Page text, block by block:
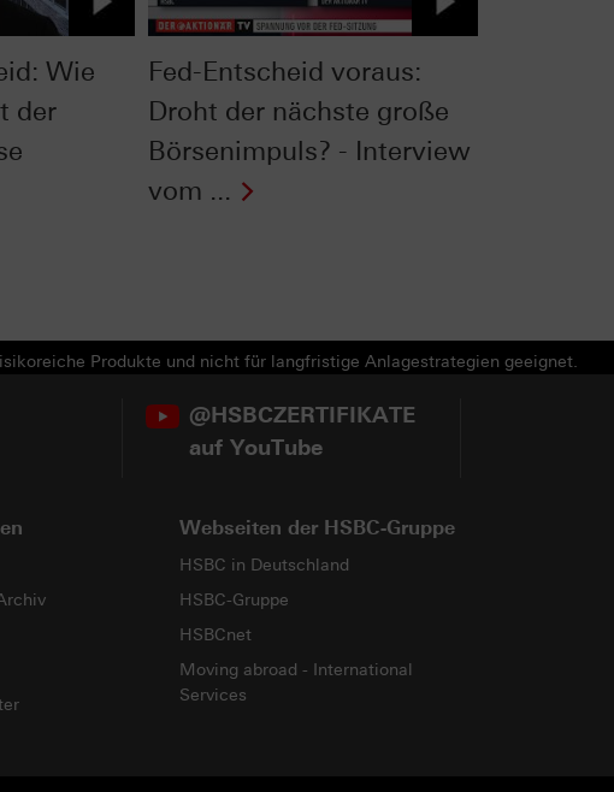
Wie
der
Fed-Entscheid voraus:
Droht der nächste große
Börsenimpuls? - Interview
vom ...
Produkte und nicht für langfristige Anlagestrategien geeignet.
@HSBCZERTIFIKATE
auf YouTube
Webseiten der HSBC-Gruppe
HSBC in Deutschland
HSBC-Gruppe
HSBCnet
Moving abroad - International
Services